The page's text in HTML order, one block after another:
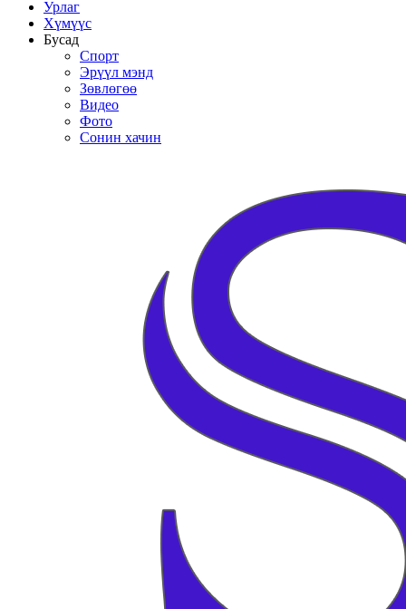
Урлаг
Хүмүүс
Бусад
Спорт
Эрүүл мэнд
Зөвлөгөө
Видео
Фото
Сонин хачин